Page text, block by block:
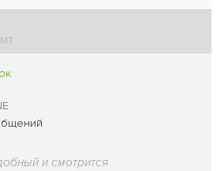
и смотрится